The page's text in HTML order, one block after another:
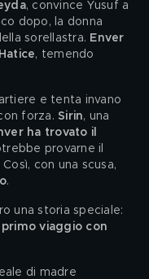
, convince Yusuf a
dopo, la donna
sorellastra. Enver
, temendo
e tenta invano
forza. Sirin, una
ha trovato il
provarne il
con una scusa,
.
una storia speciale:
viaggio con
di madre